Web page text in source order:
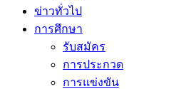
ข่าวทั่วไป
การศึกษา
รับสมัคร
การประกวด
การแข่งขัน